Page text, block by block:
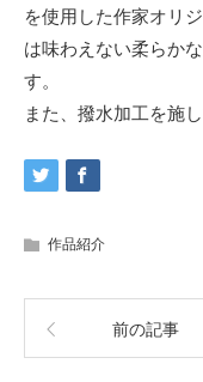
を使用した作家オリ
は味わえない柔らか
す。
また、撥水加工を施
作品紹介
前の記事